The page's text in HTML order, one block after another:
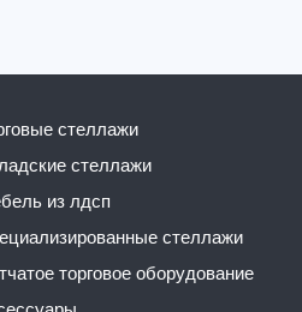
стеллажи
стеллажи
из лдсп
стеллажи
торговое оборудование